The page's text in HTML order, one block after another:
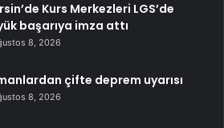
Kurs Merkezleri LGS’de
başarıya imza attı
8, 2026
çifte deprem uyarısı
8, 2026